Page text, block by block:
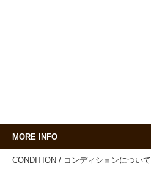
MORE INFO
CONDITION / コンディションについて